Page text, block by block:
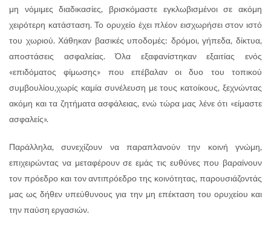
μη νόμιμες διαδικασίες, βρισκόμαστε εγκλωβισμένοι σε ακόμη
χειρότερη κατάσταση. Το ορυχείο έχει πλέον εισχωρήσει στον ιστό
του χωριού. Χάθηκαν βασικές υποδομές: δρόμοι, γήπεδα, δίκτυα,
αποστάσεις ασφαλείας. Όλα εξαφανίστηκαν εξαιτίας ενός
«επιδόματος φίμωσης» που επέβαλαν οι δυο του τοπικού
συμβουλίου,χωρίς καμία συνέλευση με τους κατοίκους, ξεχνώντας
ακόμη και τα ζητήματα ασφάλειας, ενώ τώρα μας λένε ότι «είμαστε
ασφαλείς».
Παράλληλα, συνεχίζουν να παραπλανούν την κοινή γνώμη,
επιχειρώντας να μεταφέρουν σε εμάς τις ευθύνες που βαραίνουν
τον πρόεδρο και τον αντιπρόεδρο της κοινότητας, παρουσιάζοντάς
μας ως δήθεν υπεύθυνους για την μη επέκταση του ορυχείου και
την παύση εργασιών.